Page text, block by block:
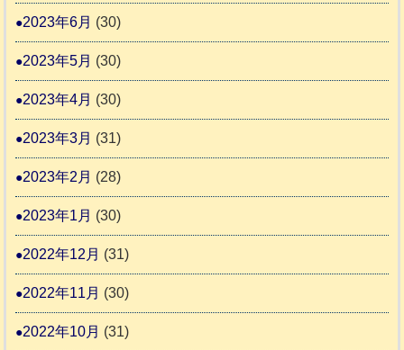
2023年6月 (30)
2023年5月 (30)
2023年4月 (30)
2023年3月 (31)
2023年2月 (28)
2023年1月 (30)
2022年12月 (31)
2022年11月 (30)
2022年10月 (31)